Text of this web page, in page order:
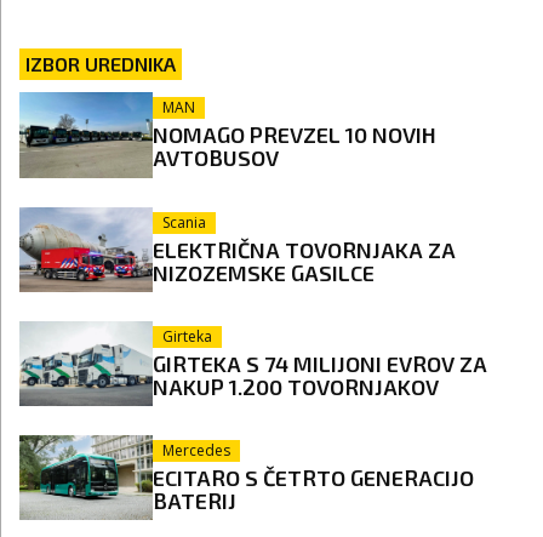
IZBOR UREDNIKA
MAN
NOMAGO PREVZEL 10 NOVIH
AVTOBUSOV
Scania
ELEKTRIČNA TOVORNJAKA ZA
NIZOZEMSKE GASILCE
Girteka
GIRTEKA S 74 MILIJONI EVROV ZA
NAKUP 1.200 TOVORNJAKOV
Mercedes
ECITARO S ČETRTO GENERACIJO
BATERIJ